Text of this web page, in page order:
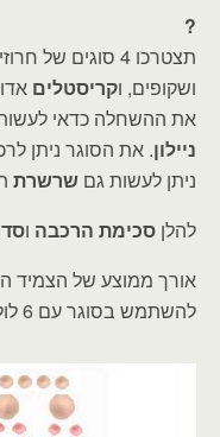
?
תצטרכו 4 סוגים של חרוזים:
ושקופים, וקריסטלים
את ההשחלה כדאי לעשות
ניילון. את הסוגר ניתן
ניתן לעשות גם שרשרת
להלן סכימת הרכבה ו
להשתמש בסוגר עם 6 לולאות (3 בכל חלק).